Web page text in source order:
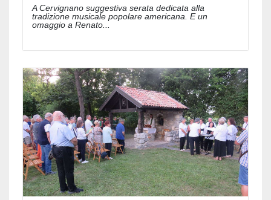
A Cervignano suggestiva serata dedicata alla
tradizione musicale popolare americana. E un
omaggio a Renato...